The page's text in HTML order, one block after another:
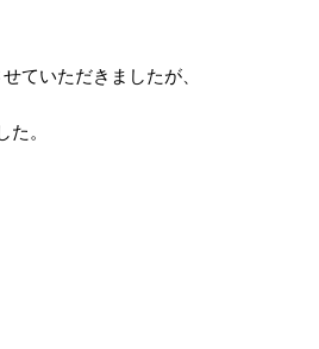
ていただきましたが、
。